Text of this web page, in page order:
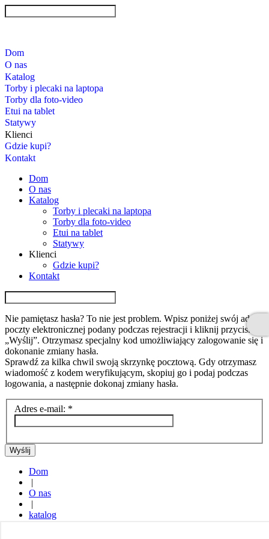
Dom
O nas
Katalog
Torby i plecaki na laptopa
Torby dla foto-video
Etui na tablet
Statywy
Klienci
Gdzie kupi?
Kontakt
Dom
O nas
Katalog
Torby i plecaki na laptopa
Torby dla foto-video
Etui na tablet
Statywy
Klienci
Gdzie kupi?
Kontakt
Nie pamiętasz hasła? To nie jest problem. Wpisz poniżej swój adres
poczty elektronicznej podany podczas rejestracji i kliknij przycisk
„Wyślij”. Otrzymasz specjalny kod umożliwiający zalogowanie się i
dokonanie zmiany hasła.
Sprawdź za kilka chwil swoją skrzynkę pocztową. Gdy otrzymasz
wiadomość z kodem weryfikującym, skopiuj go i podaj podczas
logowania, a następnie dokonaj zmiany hasła.
Adres e-mail: *
Wyślij
Dom
|
O nas
|
katalog